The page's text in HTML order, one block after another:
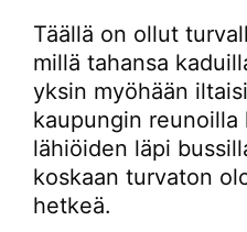
Täällä on ollut
millä tahansa
yksin myöhään
kaupungin reunoilla
lähiöiden läpi
koskaan turvaton
hetkeä.